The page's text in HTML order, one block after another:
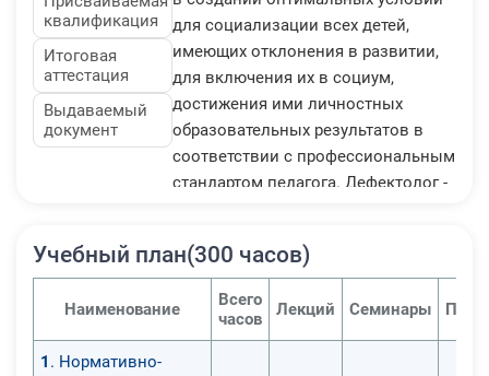
квалификация
Итоговая
аттестация
Выдаваемый
документ
для социализации всех детей,
имеющих отклонения в развитии,
для включения их в социум,
достижения ими личностных
образовательных результатов в
соответствии с профессиональным
стандартом педагога. Дефектолог -
воспитанием и социализацией
возможностями здоровья. Так же
учитель-дефектолог занимается с
Учебный план(300 часов)
Наименование
Всего
часов
Лекций Семинары
1 . Нормативно-